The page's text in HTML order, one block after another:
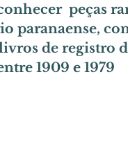
peças
paranaense,
de registro
1909 e 1979